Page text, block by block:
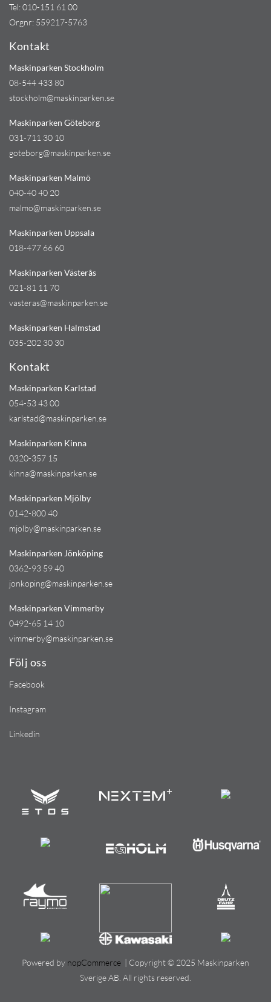
Tel:010-151 61 00
Orgnr: 559217-5763
Kontakt
Maskinparken Stockholm
08-544 433 80
stockholm@maskinparken.se
Maskinparken Göteborg
031-711 30 10
goteborg@maskinparken.se
Maskinparken Malmö
040-40 40 20
malmo@maskinparken.se
Maskinparken Uppsala
018-477 66 60
Maskinparken Västerås
021-81 11 70
vasteras@maskinparken.se
Maskinparken Halmstad
035-202 30 30
Kontakt
Maskinparken Karlstad
054-53 43 00
karlstad@maskinparken.se
Maskinparken Kinna
0320-357 15
kinna@maskinparken.se
Maskinparken Mjölby
0142-800 40
mjolby@maskinparken.se
Maskinparken Jönköping
0362-93 59 40
jonkoping@maskinparken.se
Maskinparken Vimmerby
0492-65 14 10
vimmerby@maskinparken.se
Följ oss
Facebook
Instagram
Linkedin
Powered by nopCommerce | Copyright © 2025 Maskinparken
Sverige AB. All rights reserved.